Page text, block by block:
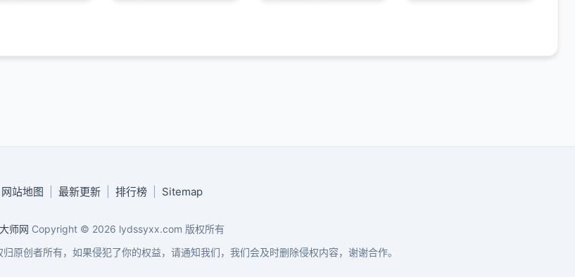
网站地图 最新更新 排行榜 Sitemap
师网 Copyright © 2026 lydssyxx.com 版权所有
原创者所有，如果侵犯了你的权益，请通知我们，我们会及时删除侵权内容，谢谢合作。